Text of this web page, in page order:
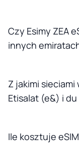
Czy Esimy ZEA
innych
Z jakimi sieciami
Etisalat (e&) i du
Ile kosztuje